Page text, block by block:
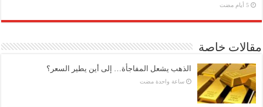
‏5 أيام مضت
مقالات خاصة
الذهب يشعل المفاجأة… إلى أين يطير السعر؟
‏ساعة واحدة مضت